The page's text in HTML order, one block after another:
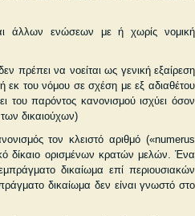
άλλων ενώσεων με ή χωρίς νομική
πρέπει να νοείται ως γενική εξαίρεση
εκ του νόμου σε σχέση με εξ αδιαθέτου
του παρόντος κανονισμού ισχύει όσον
δικαιούχων)
τον κλειστό αριθμό («numerus
δίκαιο ορισμένων κρατών μελών. Ένα
δικαίωμα επί περιουσιακών
δικαίωμα δεν είναι γνωστό στο